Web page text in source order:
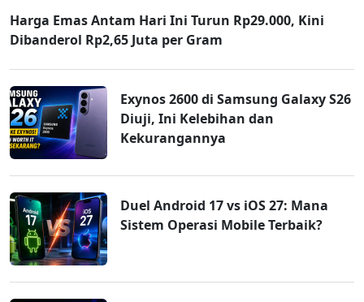
Harga Emas Antam Hari Ini Turun Rp29.000, Kini
Dibanderol Rp2,65 Juta per Gram
Exynos 2600 di Samsung Galaxy S26
Diuji, Ini Kelebihan dan
Kekurangannya
Duel Android 17 vs iOS 27: Mana
Sistem Operasi Mobile Terbaik?